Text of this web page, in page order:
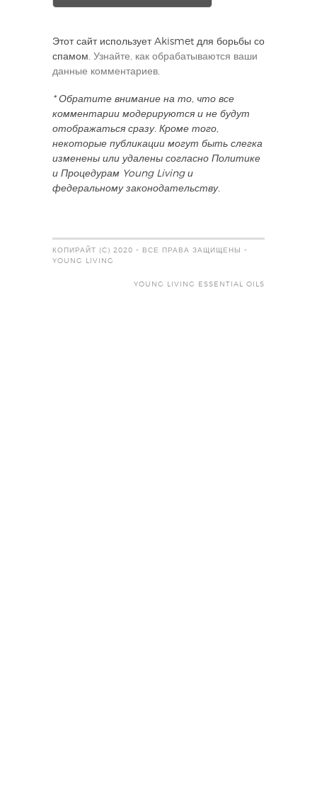
Этот сайт использует Akismet для борьбы со
спамом. Узнайте, как обрабатываются ваши
данные комментариев.
* Обратите внимание на то, что все
комментарии модерируются и не будут
отображаться сразу. Кроме того,
некоторые публикации могут быть слегка
изменены или удалены согласно Политике
и Процедурам Young Living и
федеральному законодательству.
КОПИРАЙТ (C) 2020 - ВСЕ ПРАВА ЗАЩИЩЕНЫ -
YOUNG LIVING
YOUNG LIVING ESSENTIAL OILS